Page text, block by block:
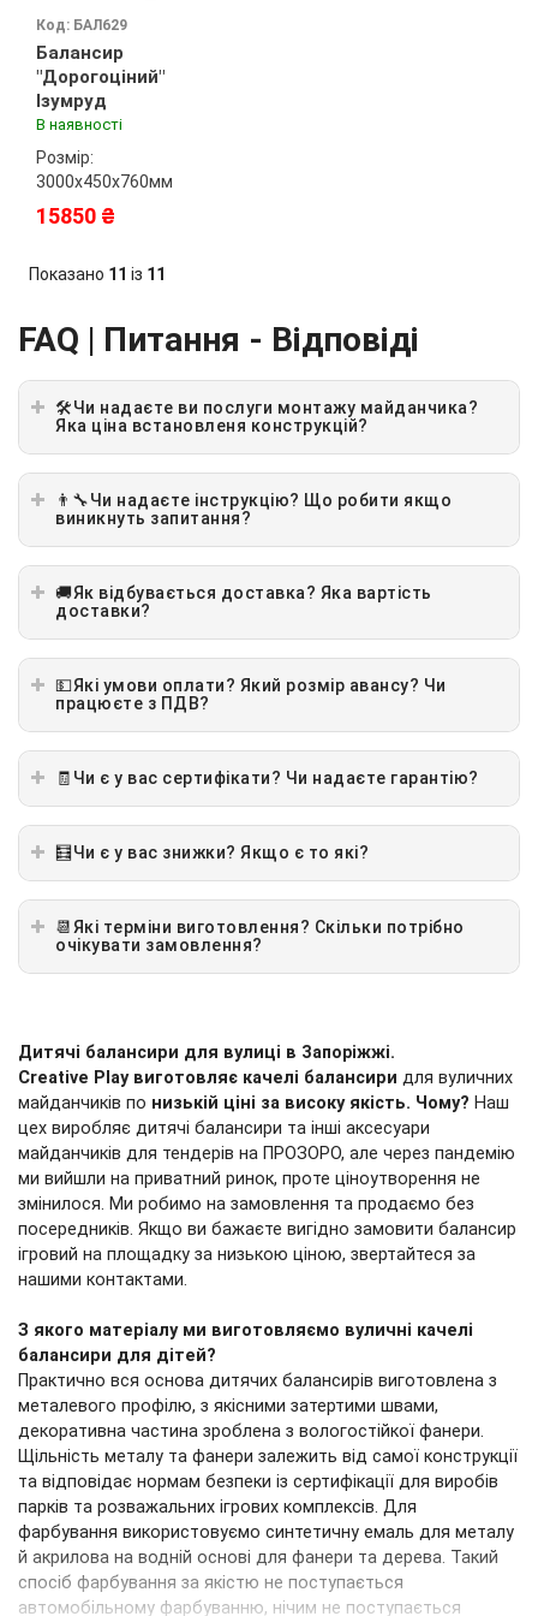
Код: БАЛ629
Балансир
"Дорогоціний"
Ізумруд
В наявності
Розмір:
3000х450х760мм
15850 ₴
Показано 11 із 11
FAQ | Питання - Відповіді
🛠Чи надаєте ви послуги монтажу майданчика?
Яка ціна встановленя конструкцій?
👨‍🔧Чи надаєте інструкцію? Що робити якщо
виникнуть запитання?
🚚Як відбувається доставка? Яка вартість
доставки?
💵Які умови оплати? Який розмір авансу? Чи
працюєте з ПДВ?
🧾Чи є у вас сертифікати? Чи надаєте гарантію?
🧮Чи є у вас знижки? Якщо є то які?
📆Які терміни виготовлення? Скільки потрібно
очікувати замовлення?
Дитячі балансири для вулиці в Запоріжжі.
Creative Play виготовляє качелі балансири для вуличних
майданчиків по низькій ціні за високу якість. Чому? Наш
цех виробляє дитячі балансири та інші аксесуари
майданчиків для тендерів на ПРОЗОРО, але через пандемію
ми вийшли на приватний ринок, проте ціноутворення не
змінилося. Ми робимо на замовлення та продаємо без
посередників. Якщо ви бажаєте вигідно замовити балансир
ігровий на площадку за низькою ціною, звертайтеся за
нашими контактами.
З якого матеріалу ми виготовляємо вуличні качелі
балансири для дітей?
Практично вся основа дитячих балансирів виготовлена ​​з
металевого профілю, з якісними затертими швами,
декоративна частина зроблена з вологостійкої фанери.
Щільність металу та фанери залежить від самої конструкції
та відповідає нормам безпеки із сертифікації для виробів
парків та розважальних ігрових комплексів. Для
фарбування використовуємо синтетичну емаль для металу
й акрилова на водній основі для фанери та дерева. Такий
спосіб фарбування за якістю не поступається
автомобільному фарбуванню, нічим не поступається